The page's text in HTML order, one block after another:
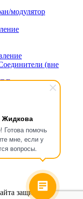
Жидкова
Готова помочь
мне, если у
вопросы.
модулятор
(вне
прицепа
защищена законом